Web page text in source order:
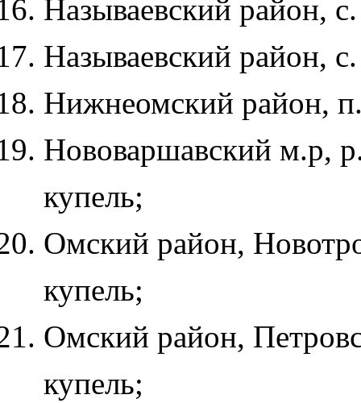
Называевский район,
Называевский район,
Нижнеомский район,
Нововаршавский м.р,
купель;
Омский район,
купель;
Омский район,
купель;